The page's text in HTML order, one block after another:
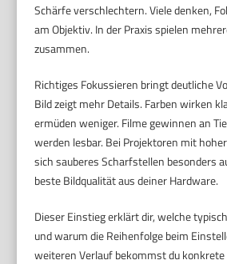
Schärfe verschlechtern. Viele denken,
am Objektiv. In der Praxis spielen
zusammen.
Richtiges Fokussieren bringt deutliche
Bild zeigt mehr Details. Farben wirken
ermüden weniger. Filme gewinnen an
werden lesbar. Bei Projektoren mit
sich sauberes Scharfstellen besonders
beste Bildqualität aus deiner Hardware.
Dieser Einstieg erklärt dir, welche
und warum die Reihenfolge beim
weiteren Verlauf bekommst du konkrete